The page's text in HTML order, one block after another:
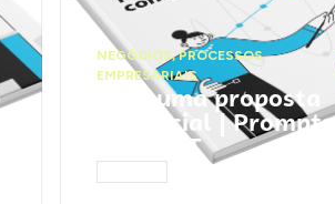
NEGÓCIOS,PROCESSOS
EMPRESARIAIS
Faça uma proposta
comercial | Prompts
ChatGPT